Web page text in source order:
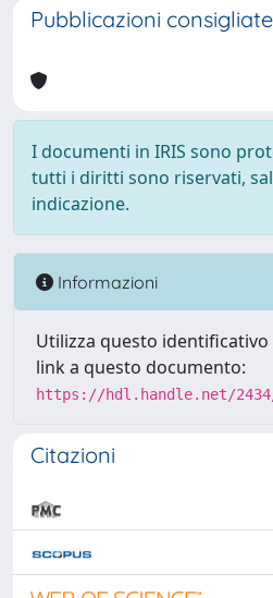
Pubblicazioni consigliate
I documenti in IRIS sono
tutti i diritti sono riservati,
indicazione.
Informazioni
Utilizza questo
link a questo documento:
https://hdl.handle.net/2434/
Citazioni